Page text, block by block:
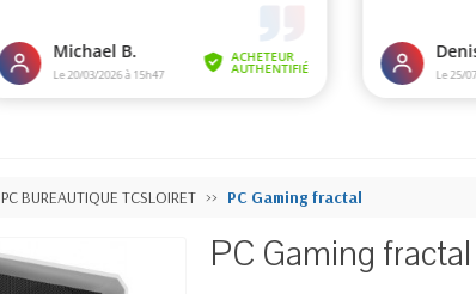
PC BUREAUTIQUE TCSLOIRET PC Gaming fractal
PC Gaming fractal